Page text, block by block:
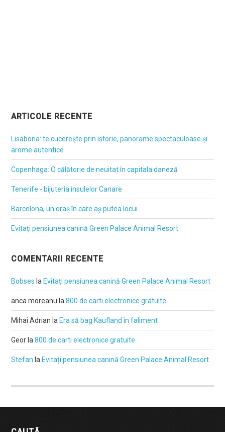
ARTICOLE RECENTE
Lisabona: te cucerește prin istorie, panorame spectaculoase și
arome autentice
Copenhaga: O călătorie de neuitat în capitala daneză
Tenerife - bijuteria insulelor Canare
Barcelona, un oraș în care aș putea locui
Evitați pensiunea canină Green Palace Animal Resort
COMENTARII RECENTE
Bobses la Evitați pensiunea canină Green Palace Animal Resort
anca moreanu la800 de carti electronice gratuite
Mihai Adrian la Era să bag Kaufland în faliment
Geor la800 de carti electronice gratuite
Stefan la Evitați pensiunea canină Green Palace Animal Resort